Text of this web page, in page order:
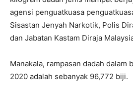
agensi penguatkuasa
Sisastan Jenyah Narkotik, Polis
dan Jabatan Kastam Diraja
Manakala, rampasan dadah dalam
2020 adalah sebanyak 96,772 biji.